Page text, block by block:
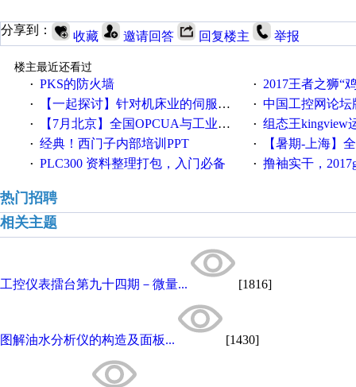
分享到： 收藏 邀请回答 回复楼主 举报
楼主最近还看过
· PKS的防火墙 · 2017王者之狮“鸡”情签到
· 【一起探讨】针对机床业的伺服系统发展，您的期望是什么？ · 中国工控网论坛版
· 【7月北京】全国OPCUA与工业互联技术培训班通知！ · 组态王kingview
· 经典！西门子内部培训PPT · 【暑期-上海】全国工业
· PLC300 资料整理打包，入门必备 · 撸袖实干，2017gongkong®第
热门招聘
相关主题
工控仪表擂台第九十四期－微量... [1816]
图解油水分析仪的构造及面板... [1430]